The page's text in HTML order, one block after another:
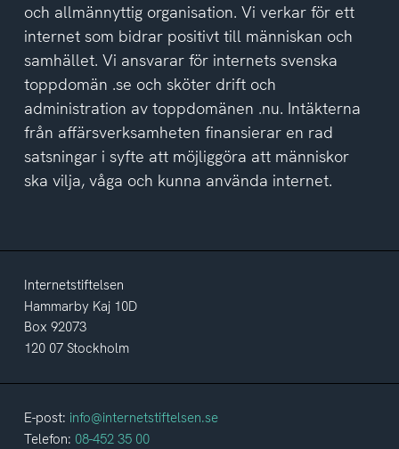
och allmännyttig organisation. Vi verkar för ett
internet som bidrar positivt till människan och
samhället. Vi ansvarar för internets svenska
toppdomän .se och sköter drift och
administration av toppdomänen .nu. Intäkterna
från affärsverksamheten finansierar en rad
satsningar i syfte att möjliggöra att människor
ska vilja, våga och kunna använda internet.
Internetstiftelsen
Hammarby Kaj 10D
Box 92073
120 07 Stockholm
E-post: info@internetstiftelsen.se
Telefon: 08-452 35 00